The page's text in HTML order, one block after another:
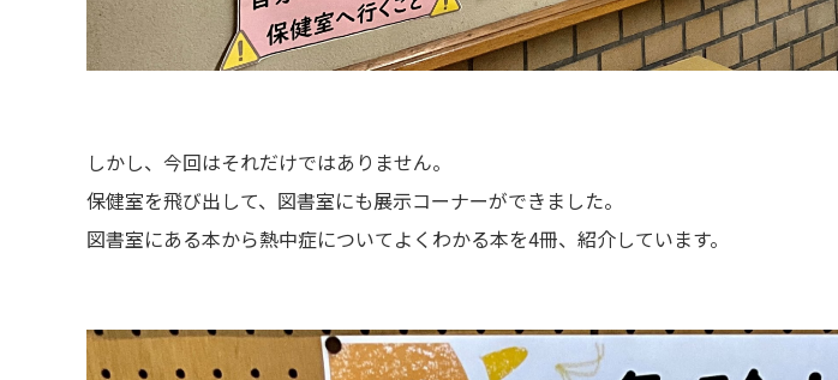
しかし、今回はそれだけではありません。
保健室を飛び出して、図書室にも展示コーナーができました。
図書室にある本から熱中症についてよくわかる本を4冊、紹介しています。